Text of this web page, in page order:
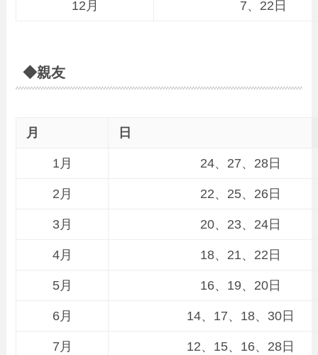
12月 7、22日
◆親友
月 日
1月 24、27、28日
2月 22、25、26日
3月 20、23、24日
4月 18、21、22日
5月 16、19、20日
6月 14、17、18、30日
7月 12、15、16、28日